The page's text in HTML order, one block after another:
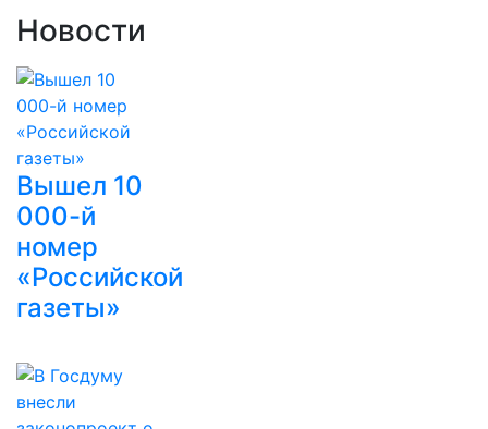
Новости
Вышел 10
000-й
номер
«Российской
газеты»